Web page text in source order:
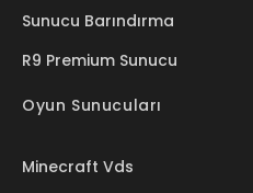
Sunucu Barındırma
R9 Premium Sunucu
Oyun Sunucuları
Minecraft Vds